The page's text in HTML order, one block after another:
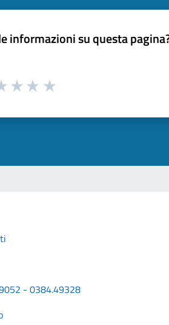
informazioni su questa
- 0384.49328